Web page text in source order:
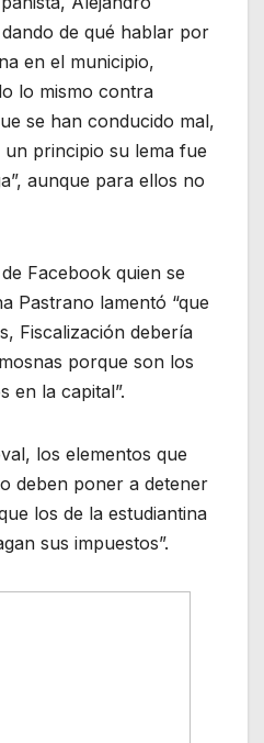
de qué hablar por
en el municipio,
lo mismo contra
se han conducido mal,
un principio su lema fue
aunque para ellos no
Facebook quien se
Pastrano lamentó “que
Fiscalización debería
porque son los
en la capital”.
los elementos que
deben poner a detener
los de la estudiantina
sus impuestos”.